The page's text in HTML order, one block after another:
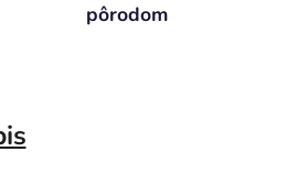
pôrodom